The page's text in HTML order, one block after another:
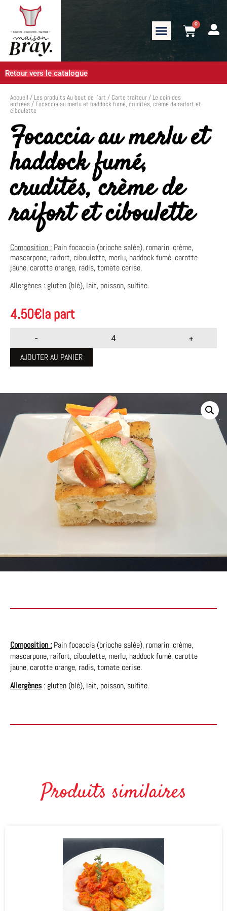
0
Retour vers le catalogue
Accueil / Les produits Au bout de l’art / Carte traiteur/ Le coin des
entrées/ Focaccia au merlu et haddock fumé, crudités, crème de raifort et
ciboulette
Focaccia au merlu et
haddock fumé,
crudités, crème de
raifort et ciboulette
Composition : Pain focaccia (brioche salée), romarin, crème,
mascarpone, raifort, ciboulette, merlu, haddock fumé, carotte
jaune, carotte orange, radis, tomate cerise.
Allergènes : gluten (blé), lait, poisson, sulfite.
4.50€la part
- +
AJOUTER AU PANIER
Composition : Pain focaccia (brioche salée), romarin, crème,
mascarpone, raifort, ciboulette, merlu, haddock fumé, carotte
jaune, carotte orange, radis, tomate cerise.
Allergènes : gluten (blé), lait, poisson, sulfite.
Produits similaires